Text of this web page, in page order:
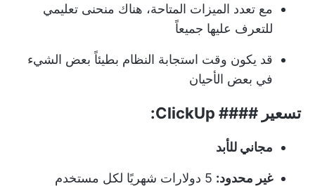
مع تعدد الميزات المتاحة، هناك منحنى تعليمي
للتعرف عليها جميعاً
قد يكون وقت استجابة النظام بطيئاً بعض الشيء
في بعض الأحيان
تسعير #### ClickUp:
مجاني للأبد
غير محدود: